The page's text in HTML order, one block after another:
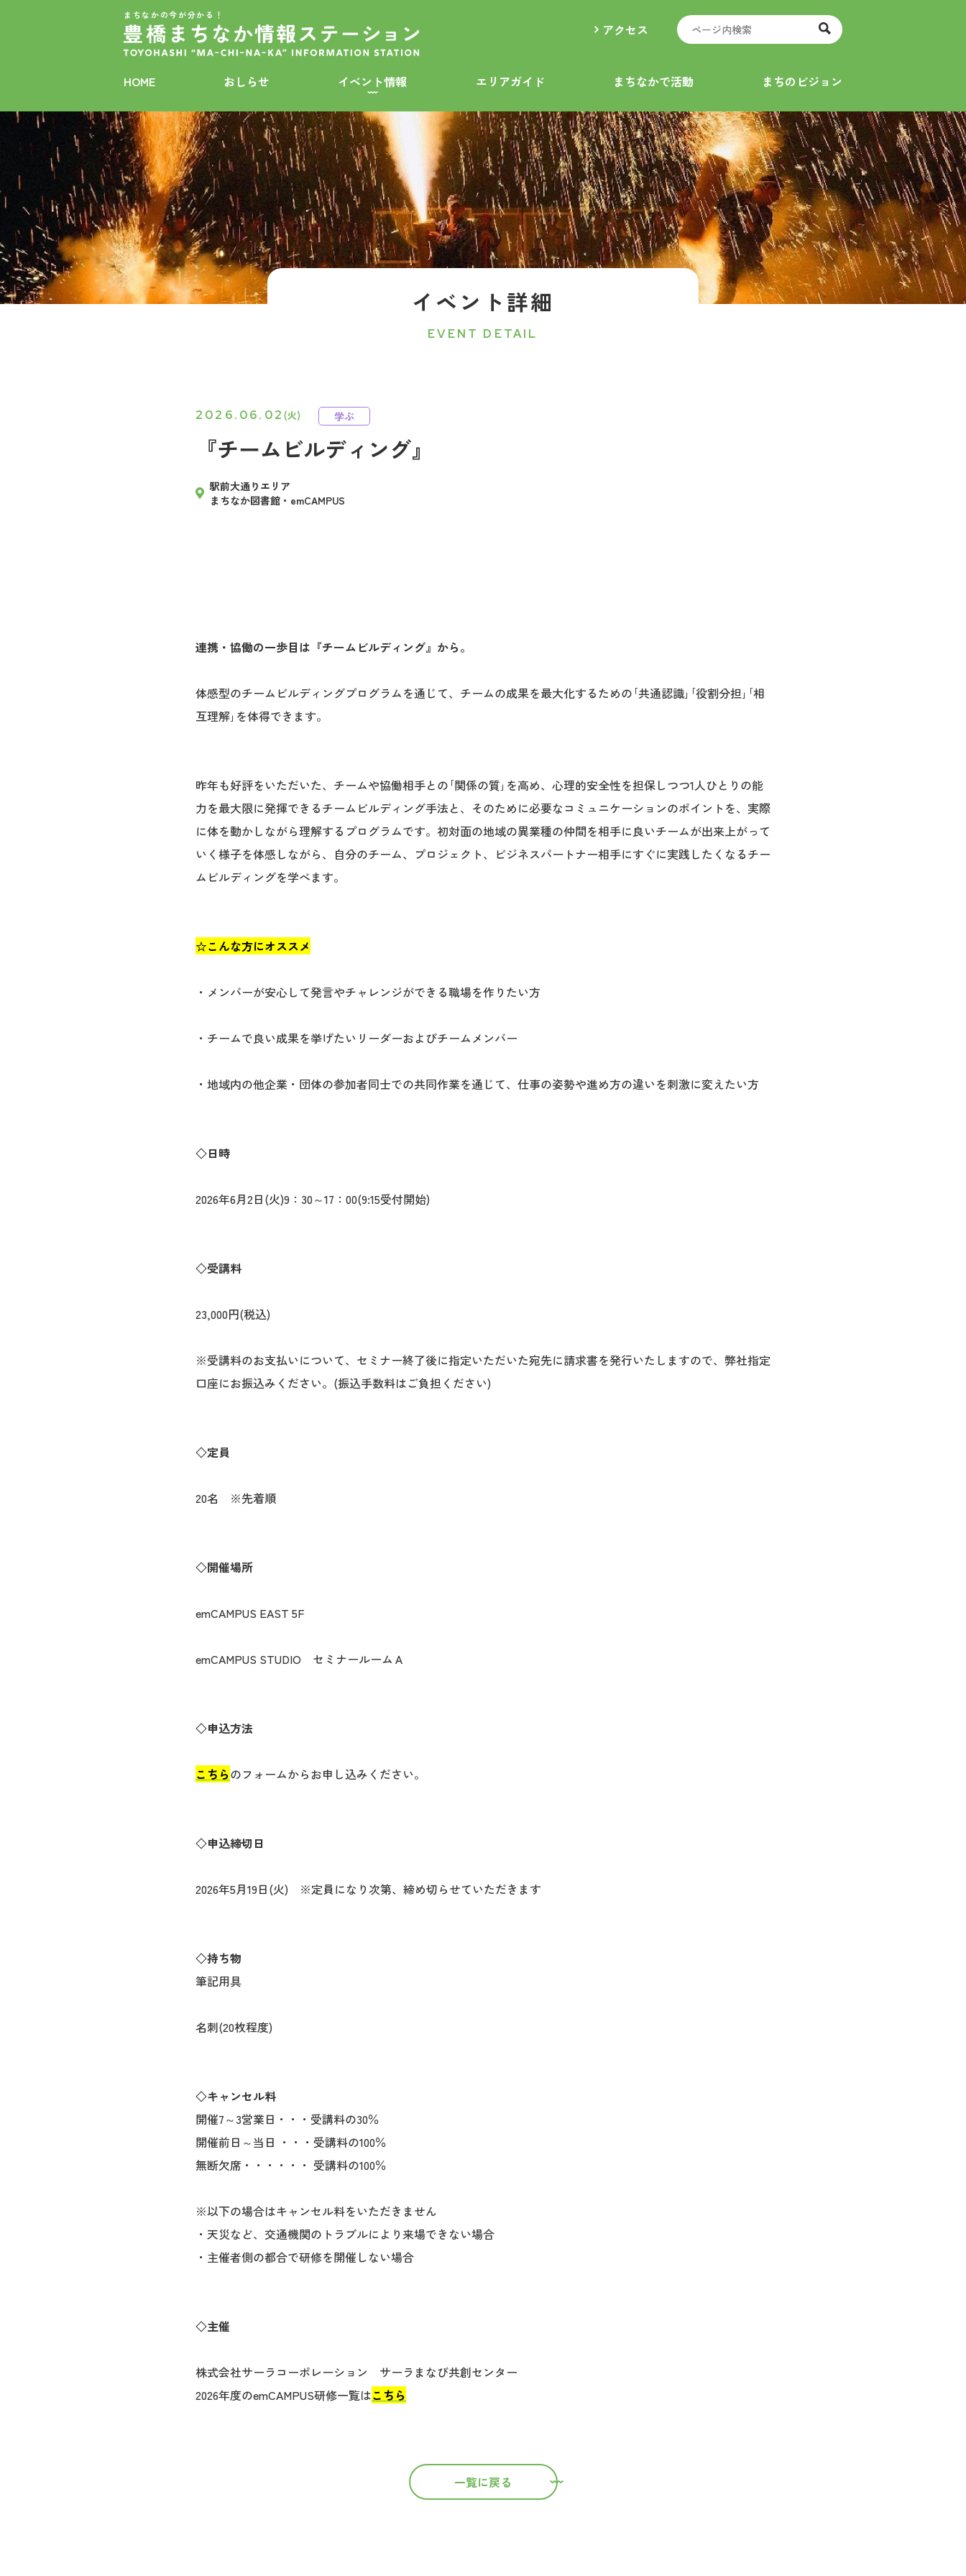
まちなかの今が分かる！
アクセス
HOME おしらせ イベント情報 エリアガイド まちなかで活動 まちのビジョン
イベント詳細
EVENT DETAIL
『チームビルディング』
2026.06.02 (火) 学ぶ
駅前大通りエリア
まちなか図書館・emCAMPUS
連携・協働の一歩目は『チームビルディング』から。
体感型のチームビルディングプログラムを通じて、チームの成果を最大化するための｢共通認識｣｢役割分担｣｢相
互理解｣を体得できます。
昨年も好評をいただいた、チームや協働相手との｢関係の質｣を高め、心理的安全性を担保しつつ1人ひとりの能
力を最大限に発揮できるチームビルディング手法と、そのために必要なコミュニケーションのポイントを、実際
に体を動かしながら理解するプログラムです。初対面の地域の異業種の仲間を相手に良いチームが出来上がって
いく様子を体感しながら、自分のチーム、プロジェクト、ビジネスパートナー相手にすぐに実践したくなるチー
ムビルディングを学べます。
☆こんな方にオススメ
・メンバーが安心して発言やチャレンジができる職場を作りたい方
・チームで良い成果を挙げたいリーダーおよびチームメンバー
・地域内の他企業・団体の参加者同士での共同作業を通じて、仕事の姿勢や進め方の違いを刺激に変えたい方
◇日時
2026年6月2日(火)9：30～17：00(9:15受付開始)
◇受講料
23,000円(税込)
※受講料のお支払いについて、セミナー終了後に指定いただいた宛先に請求書を発行いたしますので、弊社指定
口座にお振込みください。(振込手数料はご負担ください)
◇定員
20名 ※先着順
◇開催場所
emCAMPUS EAST 5F
emCAMPUS STUDIO セミナールームＡ
◇申込方法
こちらのフォームからお申し込みください。
◇申込締切日
2026年5月19日(火) ※定員になり次第、締め切らせていただきます
◇持ち物
筆記用具
名刺(20枚程度)
◇キャンセル料
開催7～3営業日・・・受講料の30％
開催前日～当日 ・・・受講料の100％
無断欠席・・・・・・ 受講料の100％
※以下の場合はキャンセル料をいただきません
・天災など、交通機関のトラブルにより来場できない場合
・主催者側の都合で研修を開催しない場合
◇主催
株式会社サーラコーポレーション サーラまなび共創センター
2026年度のemCAMPUS研修一覧はこちら
一覧に戻る